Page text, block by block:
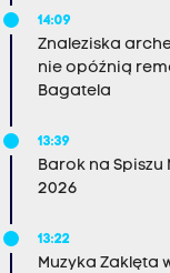
14:09
Znaleziska
nie opóźnią
Bagatela
13:39
Barok na Spiszu
2026
13:22
Muzyka Zaklęta